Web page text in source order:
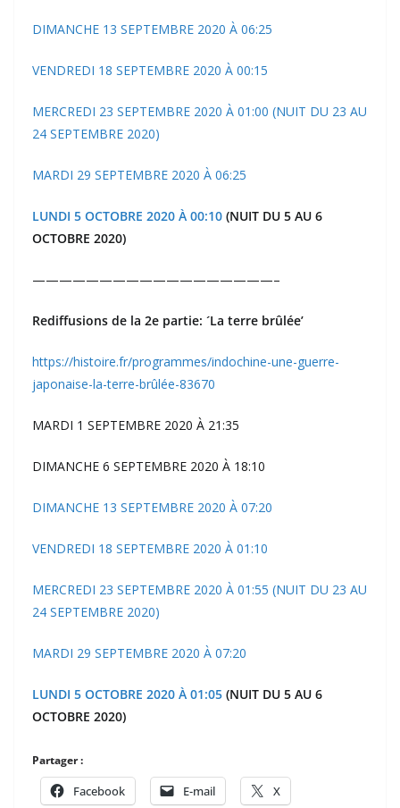
DIMANCHE 13 SEPTEMBRE 2020 À 06:25
VENDREDI 18 SEPTEMBRE 2020 À 00:15
MERCREDI 23 SEPTEMBRE 2020 À 01:00 (NUIT DU 23 AU
24 SEPTEMBRE 2020)
MARDI 29 SEPTEMBRE 2020 À 06:25
LUNDI 5 OCTOBRE 2020 À 00:10 (NUIT DU 5 AU 6
OCTOBRE 2020)
——————————————————–
Rediffusions de la 2e partie: ´La terre brûlée’
https://histoire.fr/programmes/indochine-une-guerre-
japonaise-la-terre-brûlée-83670
MARDI 1 SEPTEMBRE 2020 À 21:35
DIMANCHE 6 SEPTEMBRE 2020 À 18:10
DIMANCHE 13 SEPTEMBRE 2020 À 07:20
VENDREDI 18 SEPTEMBRE 2020 À 01:10
MERCREDI 23 SEPTEMBRE 2020 À 01:55 (NUIT DU 23 AU
24 SEPTEMBRE 2020)
MARDI 29 SEPTEMBRE 2020 À 07:20
LUNDI 5 OCTOBRE 2020 À 01:05 (NUIT DU 5 AU 6
OCTOBRE 2020)
Partager :
Facebook E-mail X